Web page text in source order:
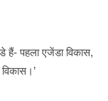
पहला एजेंडा विकास,